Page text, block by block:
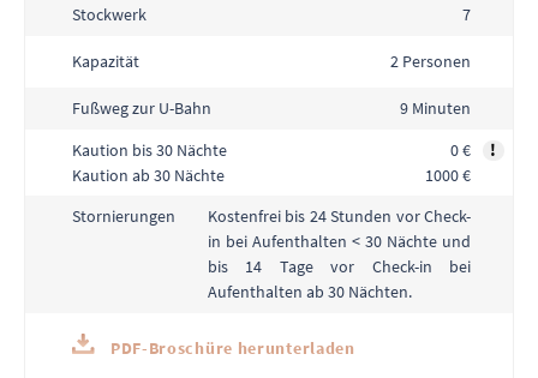
Stockwerk 7
Kapazität 2 Personen
Fußweg zur U-Bahn
9 Minuten
Kaution bis 30 Nächte
Kaution ab 30 Nächte
0 €
1000 €
!
Stornierungen
Kostenfrei bis 24 Stunden vor Check-
in bei Aufenthalten < 30 Nächte und
bis 14 Tage vor Check-in bei
Aufenthalten ab 30 Nächten.
PDF-Broschüre herunterladen